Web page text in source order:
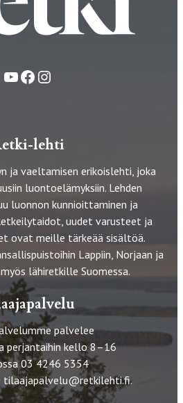
YouTube
FacebookInstagram
lehti
ja vaeltamisen erikoislehti, joka
luontoelämyksiin. Lehden
luonnon kunnioittaminen ja
uudet varusteet ja
ovat meille tärkeää sisältöä.
Lappiin, Norjaan ja
lähiretkille Suomessa.
palvelee
perjantaihin kello 8–16
03 4246 5354
tilaajapalvelu@retkilehti.fi.